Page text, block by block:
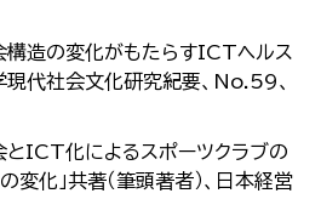
構造の変化がもたらすICTヘルス
現代社会文化研究紀要、No.59、
とICT化によるスポーツクラブの
変化」共著（筆頭著者）、日本経営